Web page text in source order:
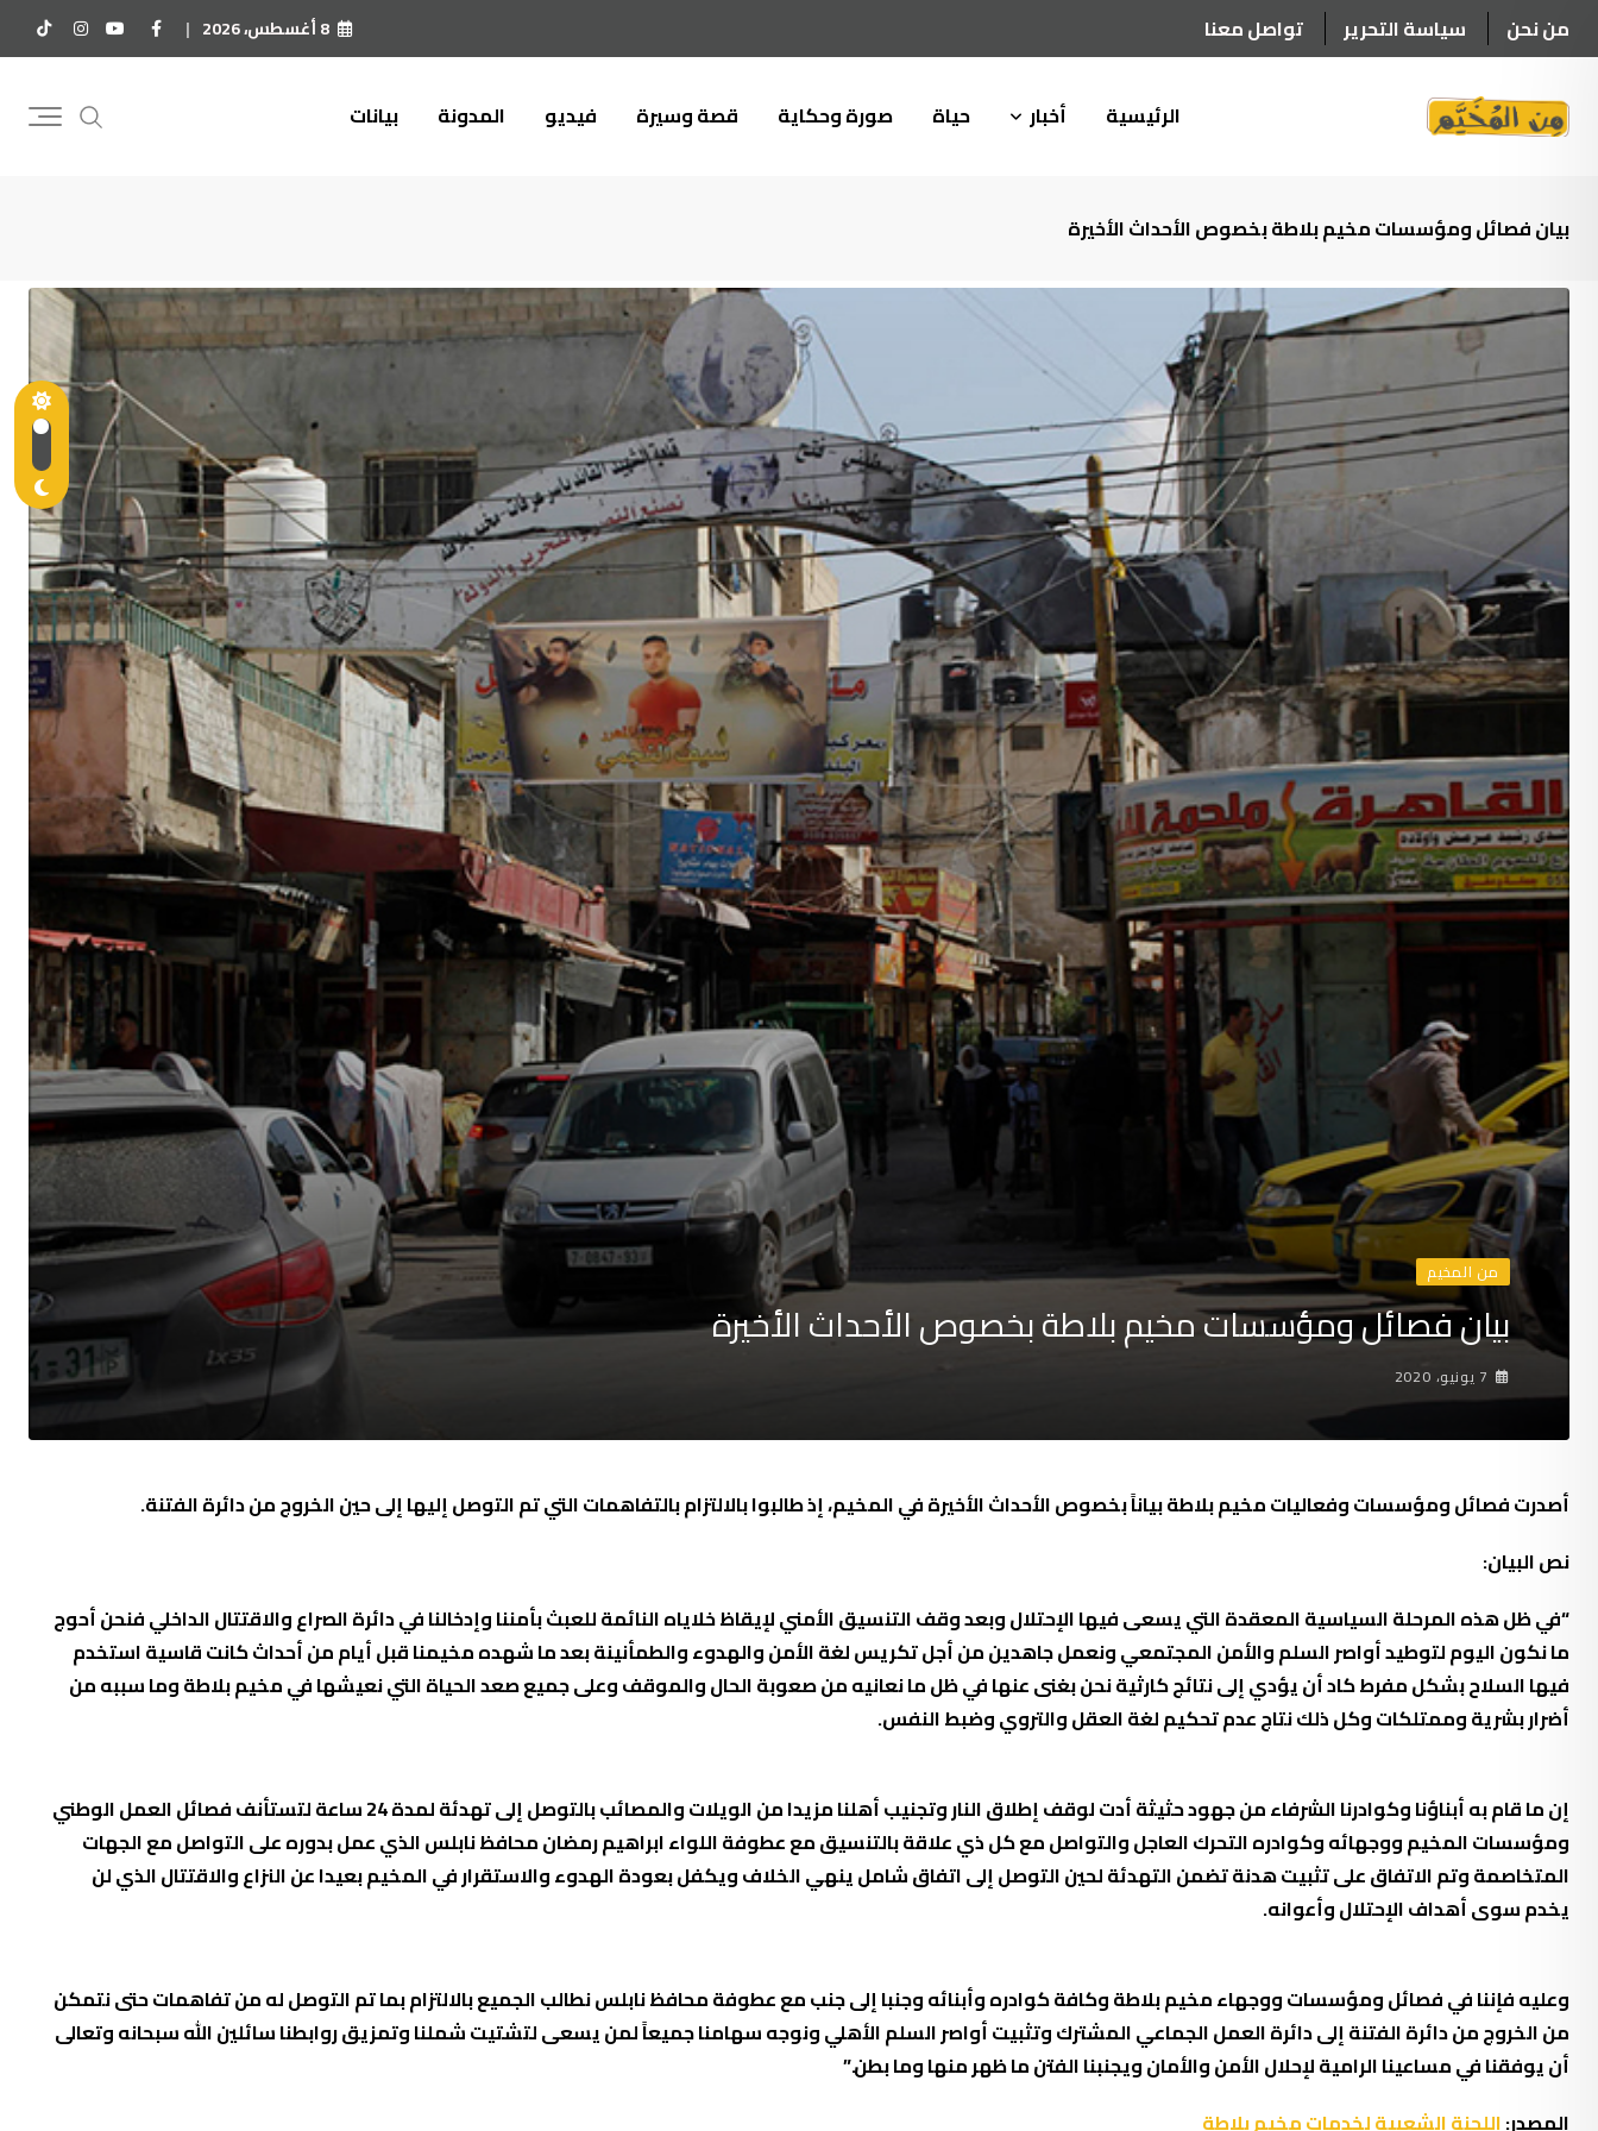
to
من نحن سياسة التحرير تواصل معنا 8 أغسطس، 2026
الرئيسية أخبار حياة صورة وحكاية قصة وسيرة فيديو المدونة بيانات
بيان فصائل ومؤسسات مخيم بلاطة بخصوص الأحداث الأخيرة
من المخيم
بيان فصائل ومؤسسات مخيم بلاطة بخصوص الأحداث الأخيرة
7 يونيو، 2020
أصدرت فصائل ومؤسسات وفعاليات مخيم بلاطة بياناً بخصوص الأحداث الأخيرة في المخيم، إذ طالبوا بالالتزام بالتفاهمات التي تم التوصل إليها إلى حين الخروج من دائرة الفتنة.
نص البيان:
“في ظل هذه المرحلة السياسية المعقدة التي يسعى فيها الإحتلال وبعد وقف التنسيق الأمني لإيقاظ خلاياه النائمة للعبث بأمننا وإدخالنا في دائرة الصراع والاقتتال الداخلي فنحن أحوج
ما نكون اليوم لتوطيد أواصر السلم والأمن المجتمعي ونعمل جاهدين من أجل تكريس لغة الأمن والهدوء والطمأنينة بعد ما شهده مخيمنا قبل أيام من أحداث كانت قاسية استخدم
فيها السلاح بشكل مفرط كاد أن يؤدي إلى نتائج كارثية نحن بغنى عنها في ظل ما نعانيه من صعوبة الحال والموقف وعلى جميع صعد الحياة التي نعيشها في مخيم بلاطة وما سببه من
أضرار بشرية وممتلكات وكل ذلك نتاج عدم تحكيم لغة العقل والتروي وضبط النفس.
إن ما قام به أبناؤنا وكوادرنا الشرفاء من جهود حثيثة أدت لوقف إطلاق النار وتجنيب أهلنا مزيدا من الويلات والمصائب بالتوصل إلى تهدئة لمدة 24 ساعة لتستأنف فصائل العمل الوطني
ومؤسسات المخيم ووجهائه وكوادره التحرك العاجل والتواصل مع كل ذي علاقة بالتنسيق مع عطوفة اللواء ابراهيم رمضان محافظ نابلس الذي عمل بدوره على التواصل مع الجهات
المتخاصمة وتم الاتفاق على تثبيت هدنة تضمن التهدئة لحين التوصل إلى اتفاق شامل ينهي الخلاف ويكفل بعودة الهدوء والاستقرار في المخيم بعيدا عن النزاع والاقتتال الذي لن
يخدم سوى أهداف الإحتلال وأعوانه.
وعليه فإننا في فصائل ومؤسسات ووجهاء مخيم بلاطة وكافة كوادره وأبنائه وجنبا إلى جنب مع عطوفة محافظ نابلس نطالب الجميع بالالتزام بما تم التوصل له من تفاهمات حتى نتمكن
من الخروج من دائرة الفتنة إلى دائرة العمل الجماعي المشترك وتثبيت أواصر السلم الأهلي ونوجه سهامنا جميعاً لمن يسعى لتشتيت شملنا وتمزيق روابطنا سائلين الله سبحانه وتعالى
أن يوفقنا في مساعينا الرامية لإحلال الأمن والأمان ويجنبنا الفتن ما ظهر منها وما بطن.”
المصدر:اللجنة الشعبية لخدمات مخيم بلاطة